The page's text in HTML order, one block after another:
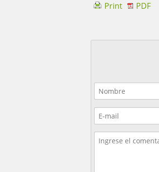
Print
PDF